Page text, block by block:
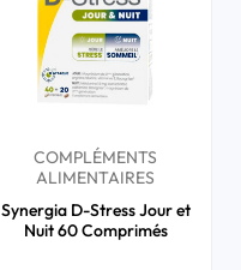
COMPLÉMENTS
ALIMENTAIRES
Synergia D-Stress Jour et
Nuit 60 Comprimés